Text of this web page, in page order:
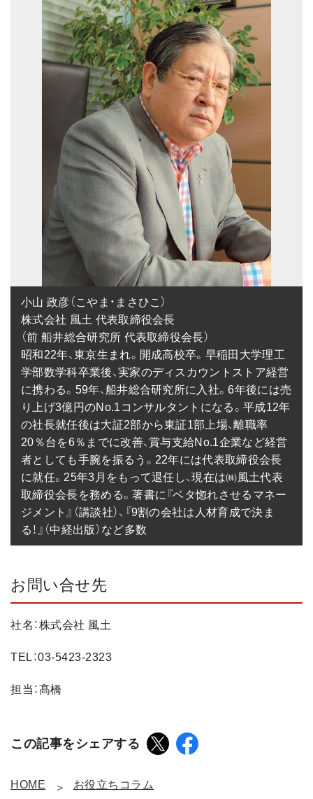
小山 政彦（こやま・まさひこ）
株式会社 風土 代表取締役会長
（前 船井総合研究所 代表取締役会長）
昭和22年、東京生まれ。開成高校卒。早稲田大学理工
学部数学科卒業後、実家のディスカウントストア経営
に携わる。59年、船井総合研究所に入社。6年後には売
り上げ3億円のNo.1コンサルタントになる。平成12年
の社長就任後は大証2部から東証1部上場、離職率
20％台を6％までに改善、賞与支給No.1企業など経営
者としても手腕を振るう。22年には代表取締役会長
に就任。25年3月をもって退任し、現在は㈱風土代表
取締役会長を務める。著書に『ベタ惚れさせるマネー
ジメント』（講談社）、『9割の会社は人材育成で決ま
る！』（中経出版）など多数
お問い合せ先
社名：株式会社 風土
TEL：03-5423-2323
担当：髙橋
この記事をシェアする
HOME お役立ちコラム